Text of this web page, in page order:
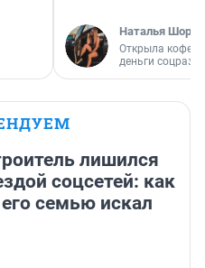
Наталья
Открыла
деньги
лишился
соцсетей: как
семью искал